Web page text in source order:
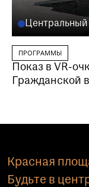
Центральный
ПРОГРАММЫ
Показ в VR-
Гражданской
Красная
Будьте в